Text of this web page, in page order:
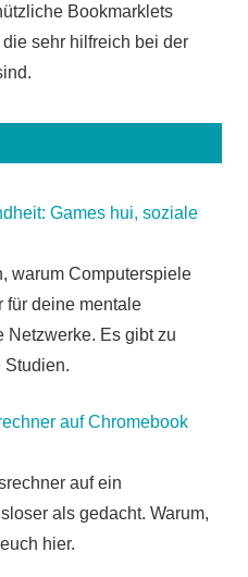
Bookmarklets
sehr hilfreich bei der
Games hui, soziale
warum Computerspiele
für deine mentale
Netzwerke. Es gibt zu
Studien.
auf Chromebook
auf ein
als gedacht. Warum,
hier.